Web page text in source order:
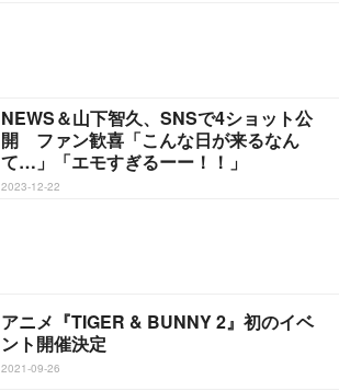
NEWS＆山下智久、SNSで4ショット公
開 ファン歓喜「こんな日が来るなん
て…」「エモすぎるーー！！」
2023-12-22
アニメ『TIGER & BUNNY 2』初のイベ
ント開催決定
2021-09-26